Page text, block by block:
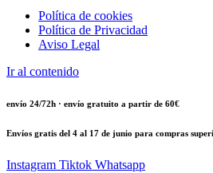
Política de cookies
Política de Privacidad
Aviso Legal
Ir al contenido
envío 24/72h · envío gratuito a partir de 60€
Envíos gratis del 4 al 17 de junio para compras
Instagram Tiktok Whatsapp